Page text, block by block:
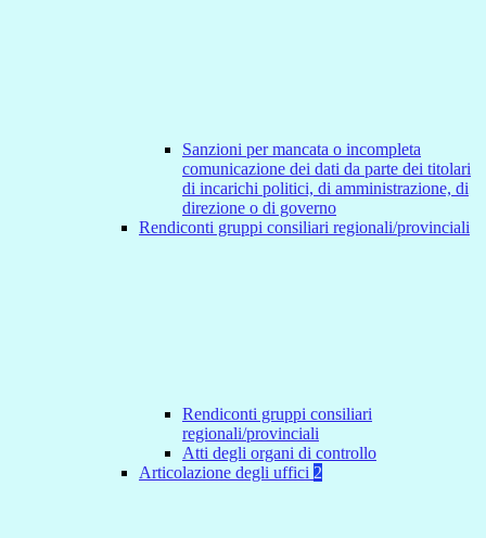
Sanzioni per mancata o incompleta
comunicazione dei dati da parte dei titolari
di incarichi politici, di amministrazione, di
direzione o di governo
Rendiconti gruppi consiliari regionali/provinciali
Rendiconti gruppi consiliari
regionali/provinciali
Atti degli organi di controllo
Articolazione degli uffici 2